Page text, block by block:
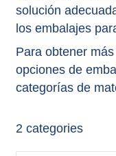
solución
los embalajes
Para obtener
opciones de
categorías de
2 categories